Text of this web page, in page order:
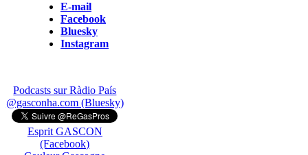
E-mail
Facebook
Bluesky
Instagram
Podcasts sur Ràdio País
@gasconha.com (Bluesky)
Esprit GASCON
(Facebook)